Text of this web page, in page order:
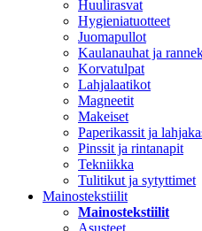
Huulirasvat
Hygieniatuotteet
Juomapullot
Kaulanauhat ja
Korvatulpat
Lahjalaatikot
Magneetit
Makeiset
Paperikassit ja
Pinssit ja rintanapit
Tekniikka
Tulitikut ja sytyttimet
Mainostekstiilit
Mainostekstiilit
Asusteet